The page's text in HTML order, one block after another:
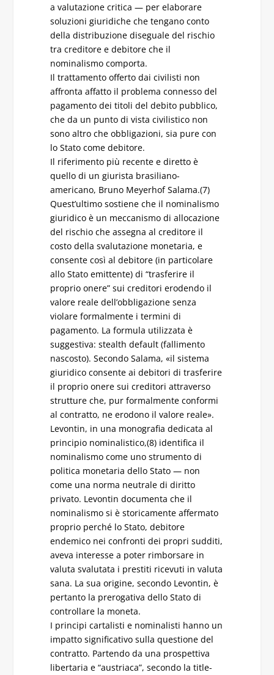
a valutazione critica — per elaborare
soluzioni giuridiche che tengano conto
della distribuzione diseguale del rischio
tra creditore e debitore che il
nominalismo comporta.
Il trattamento offerto dai civilisti non
affronta affatto il problema connesso del
pagamento dei titoli del debito pubblico,
che da un punto di vista civilistico non
sono altro che obbligazioni, sia pure con
lo Stato come debitore.
Il riferimento più recente e diretto è
quello di un giurista brasiliano-
americano, Bruno Meyerhof Salama.(7)
Quest’ultimo sostiene che il nominalismo
giuridico è un meccanismo di allocazione
del rischio che assegna al creditore il
costo della svalutazione monetaria, e
consente così al debitore (in particolare
allo Stato emittente) di “trasferire il
proprio onere” sui creditori erodendo il
valore reale dell’obbligazione senza
violare formalmente i termini di
pagamento. La formula utilizzata è
suggestiva: stealth default (fallimento
nascosto). Secondo Salama, «il sistema
giuridico consente ai debitori di trasferire
il proprio onere sui creditori attraverso
strutture che, pur formalmente conformi
al contratto, ne erodono il valore reale».
Levontin, in una monografia dedicata al
principio nominalistico,(8) identifica il
nominalismo come uno strumento di
politica monetaria dello Stato — non
come una norma neutrale di diritto
privato. Levontin documenta che il
nominalismo si è storicamente affermato
proprio perché lo Stato, debitore
endemico nei confronti dei propri sudditi,
aveva interesse a poter rimborsare in
valuta svalutata i prestiti ricevuti in valuta
sana. La sua origine, secondo Levontin, è
pertanto la prerogativa dello Stato di
controllare la moneta.
I principi cartalisti e nominalisti hanno un
impatto significativo sulla questione del
contratto. Partendo da una prospettiva
libertaria e “austriaca”, secondo la title-